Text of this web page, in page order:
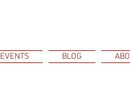
EVENTS BLOG